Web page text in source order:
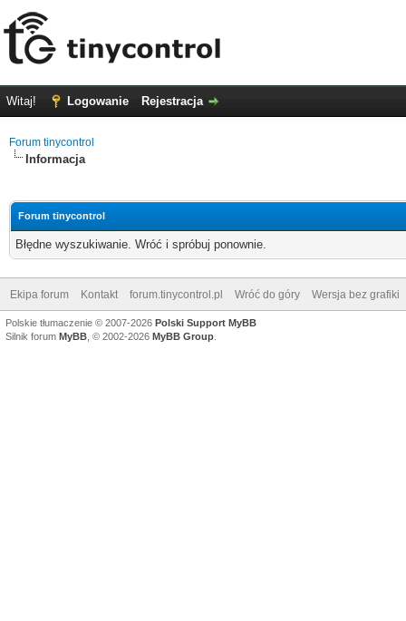
Witaj! Logowanie Rejestracja
Forum tinycontrol
Informacja
Forum tinycontrol
Błędne wyszukiwanie. Wróć i spróbuj ponownie.
Ekipa forum Kontakt forum.tinycontrol.pl Wróć do góry Wersja bez grafiki
Polskie tłumaczenie © 2007-2026 Polski Support MyBB
Silnik forum MyBB , © 2002-2026 MyBB Group